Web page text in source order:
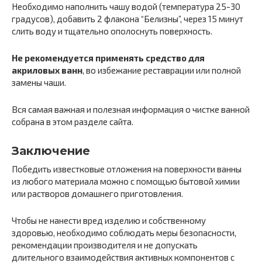
Необходимо наполнить чашу водой (температура 25-30
градусов), добавить 2 флакона “Белизны”, через 15 минут
слить воду и тщательно ополоснуть поверхность.
Не рекомендуется применять средство для
акриловых ванн, во избежание реставрации или полной
замены чаши.
Вся самая важная и полезная информация о чистке ванной
собрана в этом разделе сайта.
Заключение
Победить известковые отложения на поверхности ванны
из любого материала можно с помощью бытовой химии
или растворов домашнего приготовления.
Чтобы не нанести вред изделию и собственному
здоровью, необходимо соблюдать меры безопасности,
рекомендации производителя и не допускать
длительного взаимодействия активных компонентов с